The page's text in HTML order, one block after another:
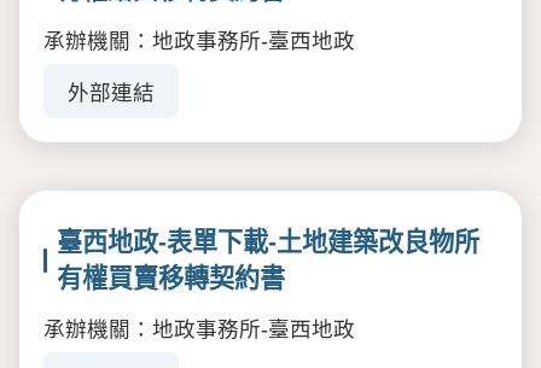
承辦機關：地政事務所-臺西地政
外部連結
臺西地政-表單下載-土地建築改良物所
有權買賣移轉契約書
承辦機關：地政事務所-臺西地政